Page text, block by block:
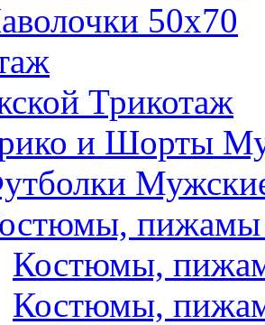
50х70
Трикотаж
и Шорты
пижамы
Костюмы,
Костюмы,